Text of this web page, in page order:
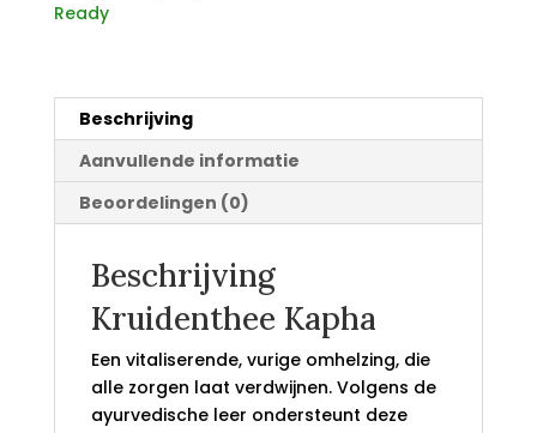
Ready
Beschrijving
Aanvullende informatie
Beoordelingen (0)
Beschrijving
Kruidenthee Kapha
Een vitaliserende, vurige omhelzing, die
alle zorgen laat verdwijnen. Volgens de
ayurvedische leer ondersteunt deze